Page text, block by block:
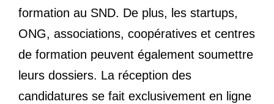
formation au SND. De plus, les startups,
ONG, associations, coopératives et centres
de formation peuvent également soumettre
leurs dossiers. La réception des
candidatures se fait exclusivement en ligne